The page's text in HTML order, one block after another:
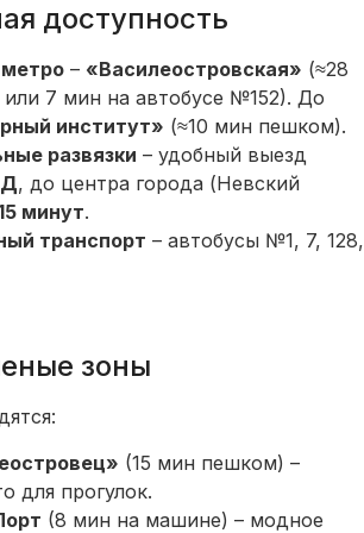
доступность
– «Василеостровская» (≈28
7 мин на автобусе №152). До
институт» (≈10 мин пешком).
развязки – удобный выезд
, до центра города (Невский
минут.
транспорт – автобусы №1, 7, 128,
зоны
(15 мин пешком) –
для прогулок.
(8 мин на машине) – модное